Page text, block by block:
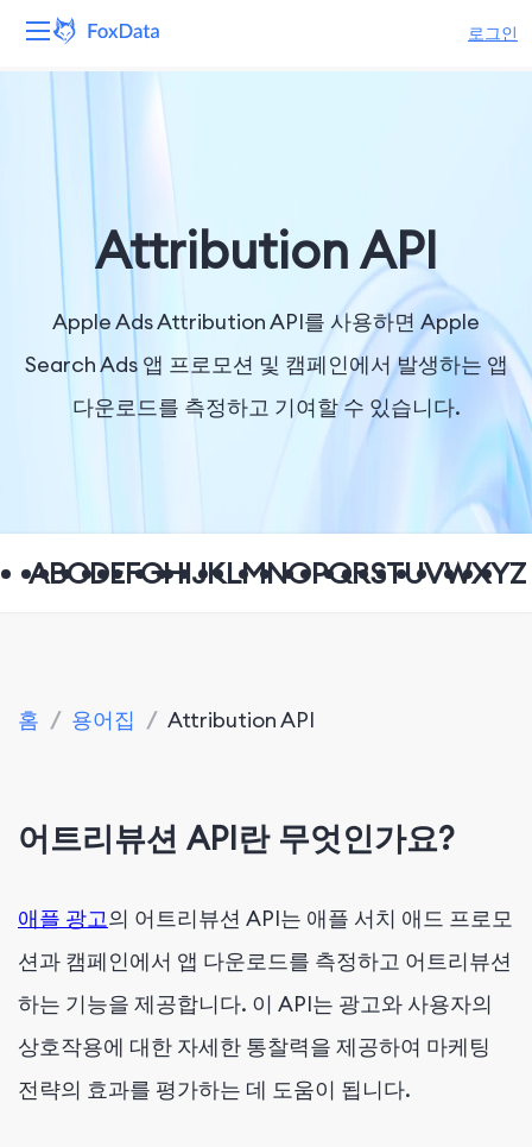
로그인
Attribution API
Apple Ads Attribution API를 사용하면 Apple
Search Ads 앱 프로모션 및 캠페인에서 발생하는 앱
다운로드를 측정하고 기여할 수 있습니다.
ABCDEFGHIJKLMNOPQRSTUVWXYZ
홈 / 용어집 / Attribution API
어트리뷰션 API란 무엇인가요?
애플 광고의 어트리뷰션 API는 애플 서치 애드 프로모
션과 캠페인에서 앱 다운로드를 측정하고 어트리뷰션
하는 기능을 제공합니다. 이 API는 광고와 사용자의
상호작용에 대한 자세한 통찰력을 제공하여 마케팅
전략의 효과를 평가하는 데 도움이 됩니다.